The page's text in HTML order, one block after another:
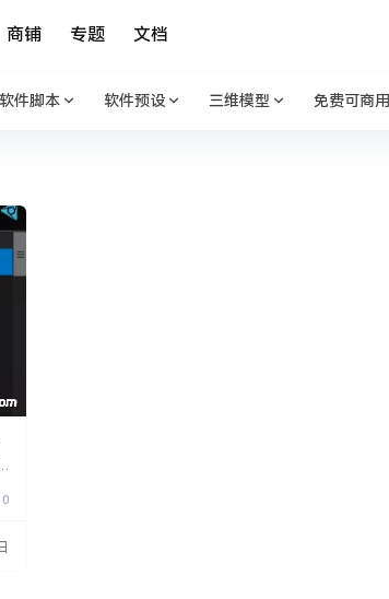
商铺 专题 文档
软件脚本 软件预设 三维模型 免费可商
0